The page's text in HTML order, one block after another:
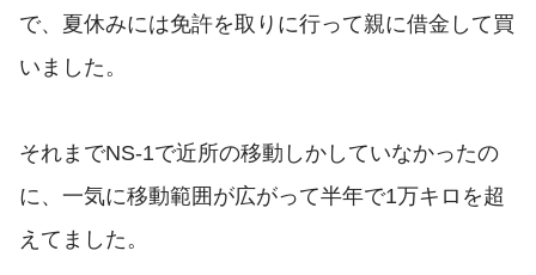
で、夏休みには免許を取りに行って親に借金して買
いました。
それまでNS-1で近所の移動しかしていなかったの
に、一気に移動範囲が広がって半年で1万キロを超
えてました。